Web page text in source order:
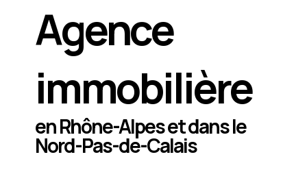
Agence
immobilière
en Rhône-Alpes et dans le
Nord-Pas-de-Calais